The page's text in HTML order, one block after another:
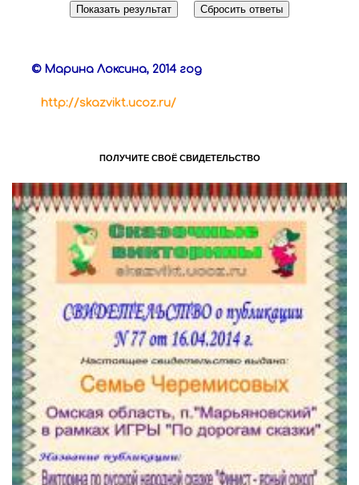
© Марина Локсина, 2014 год
http://skazvikt.ucoz.ru/
ПОЛУЧИТЕ СВОЁ СВИДЕТЕЛЬСТВО